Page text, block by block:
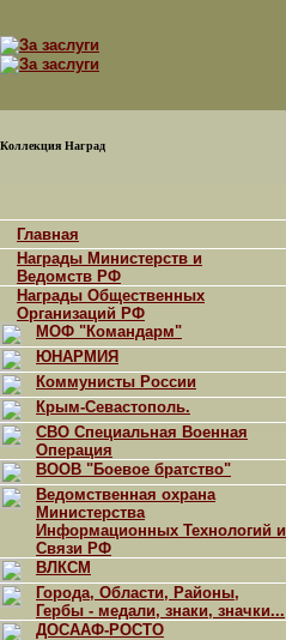
Коллекция Наград
Главная
Награды Министерств и
Ведомств РФ
Награды Общественных
Организаций РФ
МОФ "Командарм"
ЮНАРМИЯ
Коммунисты России
Крым-Севастополь.
СВО Специальная Военная
Операция
ВООВ "Боевое братство"
Ведомственная охрана
Министерства
Информационных Технологий и
Связи РФ
ВЛКСМ
Города, Области, Районы,
Гербы - медали, знаки, значки...
ДОСААФ-РОСТО